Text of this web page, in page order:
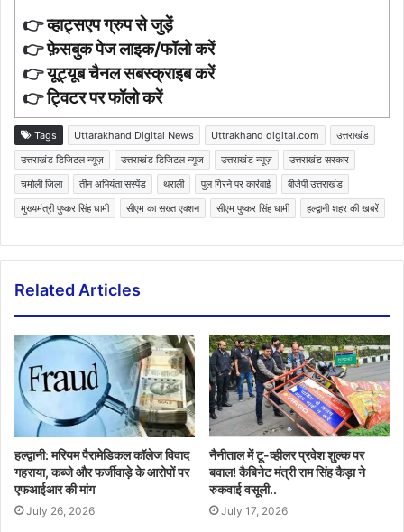
👉व्हाट्सएप ग्रुप से जुड़ें
👉फ़ेसबुक पेज लाइक/फॉलो करें
👉यूट्यूब चैनल सबस्क्राइब करें
👉ट्विटर पर फॉलो करें
Tags Uttarakhand Digital News Uttrakhand digital.com
उत्तराखंड
उत्तराखंड डिजिटल न्यूज़
उत्तराखंड डिजिटल न्यूज उत्तराखंड न्यूज़
उत्तराखंड सरकार
चमोली जिला
तीन अभियंता सस्पेंड थराली पुल गिरने पर कार्रवाई
बीजेपी उत्तराखंड
मुख्यमंत्री पुष्कर सिंह धामी
सीएम का सख्त एक्शन सीएम पुष्कर सिंह धामी हल्द्वानी शहर की खबरें
Related Articles
हल्द्वानी: मरियम पैरामेडिकल कॉलेज विवाद
गहराया, कब्जे और फर्जीवाड़े के आरोपों पर
एफआईआर की मांग
July 26, 2026
नैनीताल में टू-व्हीलर प्रवेश शुल्क पर
बवाल! कैबिनेट मंत्री राम सिंह कैड़ा ने
रुकवाई वसूली..
July 17, 2026